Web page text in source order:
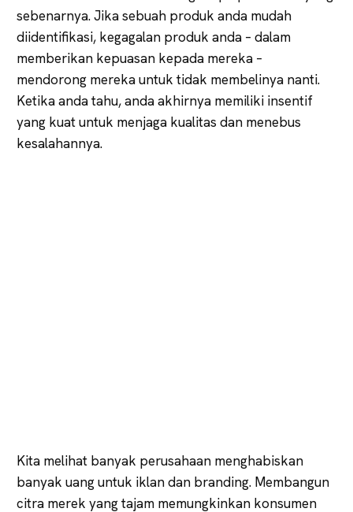
sebenarnya. Jika sebuah produk anda mudah
diidentifikasi, kegagalan produk anda – dalam
memberikan kepuasan kepada mereka –
mendorong mereka untuk tidak membelinya nanti.
Ketika anda tahu, anda akhirnya memiliki insentif
yang kuat untuk menjaga kualitas dan menebus
kesalahannya.
Kita melihat banyak perusahaan menghabiskan
banyak uang untuk iklan dan branding. Membangun
citra merek yang tajam memungkinkan konsumen